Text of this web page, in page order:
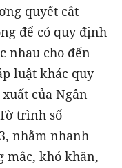
quyết cắt
để có quy định
nhau cho đến
luật khác quy
của Ngân
trình số
nhằm nhanh
mắc, khó khăn,